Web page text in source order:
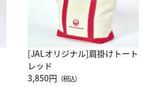
[JALオリジナル]肩掛けトート
レッド
3,850円 （税込）